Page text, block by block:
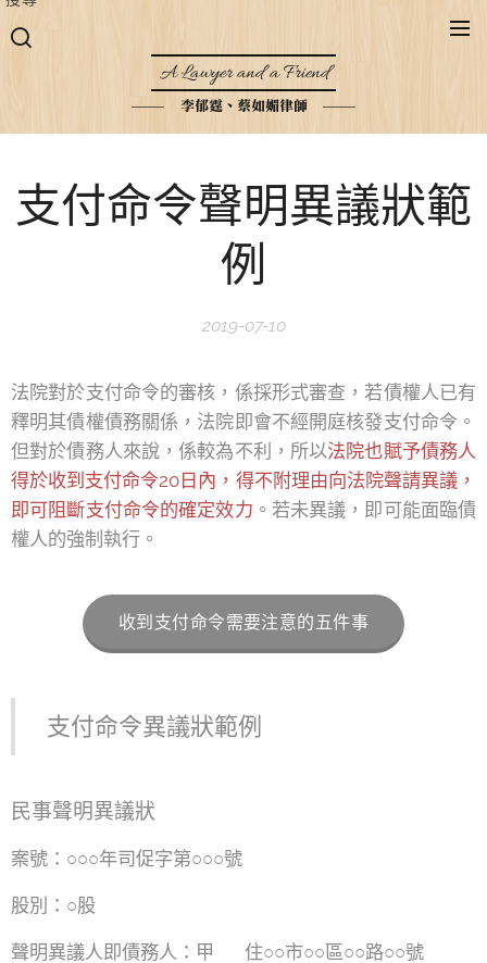
A Lawyer and a Friend
李郁霆、蔡如媚律師
支付命令聲明異議狀範
例
2019-07-10
法院對於支付命令的審核，係採形式審查，若債權人已有
釋明其債權債務關係，法院即會不經開庭核發支付命令。
但對於債務人來說，係較為不利，所以法院也賦予債務人
得於收到支付命令20日內，得不附理由向法院聲請異議，
即可阻斷支付命令的確定效力 。若未異議，即可能面臨債
權人的強制執行。
收到支付命令需要注意的五件事
支付命令異議狀範例
民事聲明異議狀
案號：○○○年司促字第○○○號
股別：○股
聲明異議人即債務人：甲 住○○市○○區○○路○○號